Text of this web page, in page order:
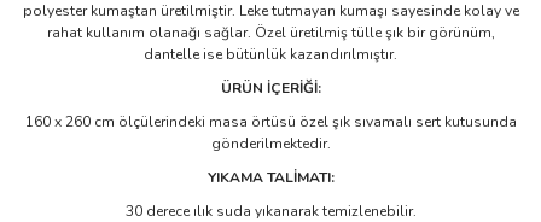
polyester kumaştan üretilmiştir. Leke tutmayan kumaşı sayesinde kolay ve
rahat kullanım olanağı sağlar. Özel üretilmiş tülle şık bir görünüm,
dantelle ise bütünlük kazandırılmıştır.
ÜRÜN İÇERİĞİ:
160 x 260 cm ölçülerindeki masa örtüsü özel şık sıvamalı sert kutusunda
gönderilmektedir.
YIKAMA TALİMATI:
30 derece ılık suda yıkanarak temizlenebilir.